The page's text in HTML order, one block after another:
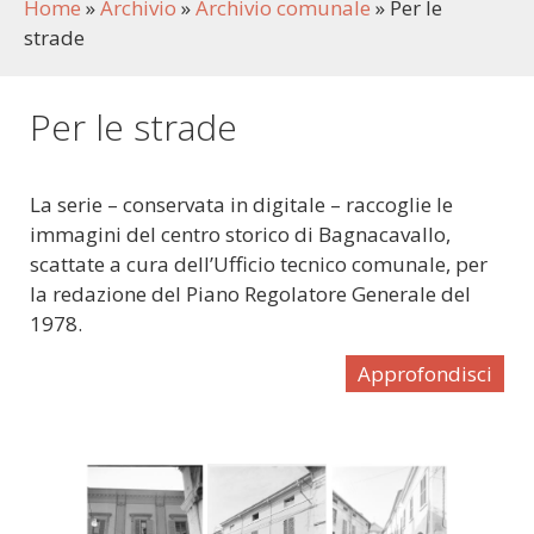
Home »Archivio »Archivio comunale » Per le
strade
Per le strade
La serie – conservata in digitale – raccoglie le
immagini del centro storico di Bagnacavallo,
scattate a cura dell’Ufficio tecnico comunale, per
la redazione del Piano Regolatore Generale del
1978.
Approfondisci